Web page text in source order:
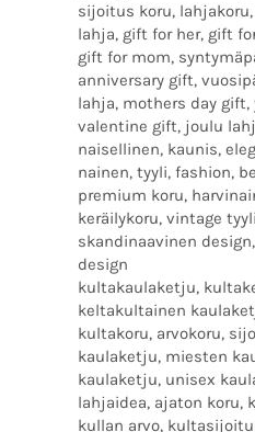
sijoitus koru,
lahja, gift for her, gift
gift for mom,
anniversary gift,
lahja, mothers day
valentine gift, joulu
naisellinen, kaunis,
nainen, tyyli, fashion,
premium koru,
keräilykoru, vintage
skandinaavinen
design
kultakaulaketju,
keltakultainen
kultakoru, arvokoru,
kaulaketju, miesten
kaulaketju, unisex
lahjaidea, ajaton koru,
kullan arvo,